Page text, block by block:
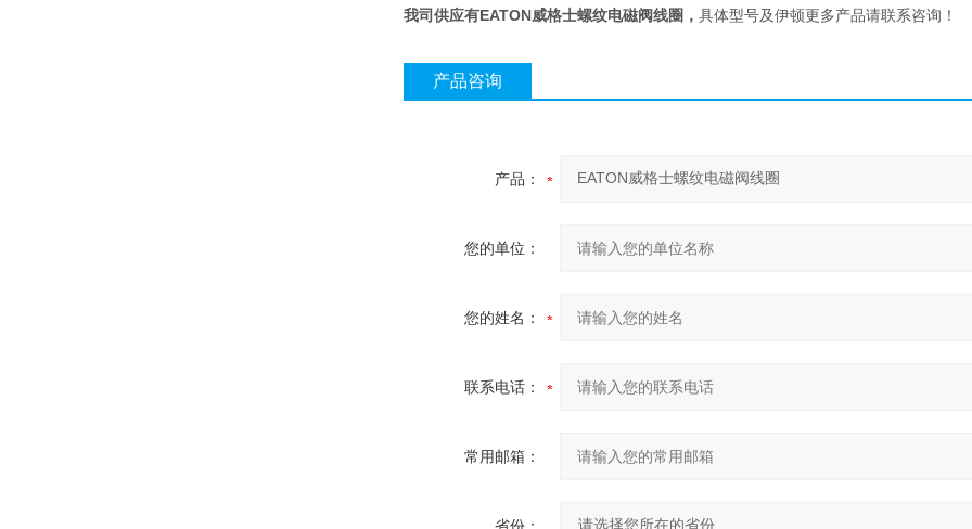
我司供应有EATON威格士螺纹电磁阀线圈 ， 具体型号及伊顿更多产品请联系咨询！
产品咨询
产品：
您的单位：
您的姓名：
联系电话：
常用邮箱：